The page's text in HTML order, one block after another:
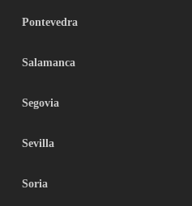
Pontevedra
Salamanca
Segovia
Sevilla
Soria